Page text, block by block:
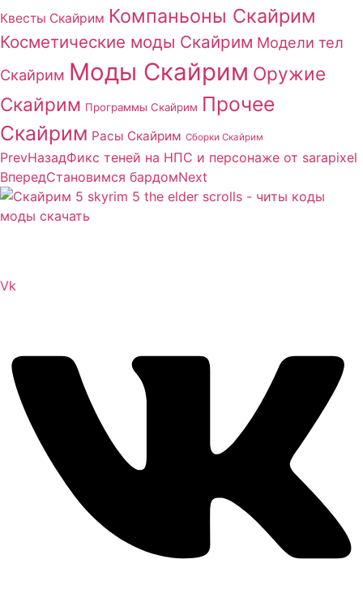
Квесты Скайрим Компаньоны Скайрим
Косметические моды Скайрим Модели тел
Скайрим Моды Скайрим Оружие
Скайрим Программы Скайрим Прочее
Скайрим Расы Скайрим Сборки Скайрим
PrevНазадФикс теней на НПС и персонаже от sarapixel
ВпередСтановимся бардомNext
Vk